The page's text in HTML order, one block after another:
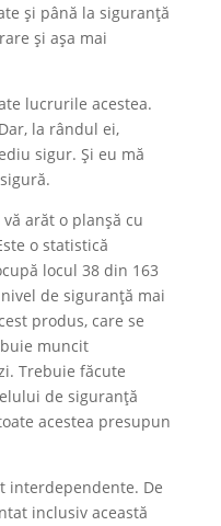
și până la siguranță
și așa mai
lucrurile acestea.
la rândul ei,
sigur. Și eu mă
arăt o planșă cu
o statistică
locul 38 din 163
de siguranță mai
produs, care se
muncit
Trebuie făcute
de siguranță
acestea presupun
interdependente. De
inclusiv această